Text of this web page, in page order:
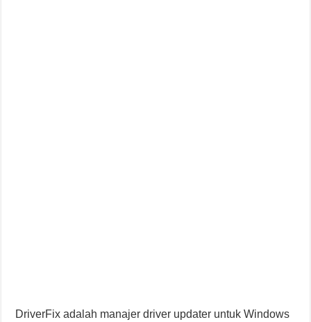
DriverFix adalah manajer driver updater untuk Windows